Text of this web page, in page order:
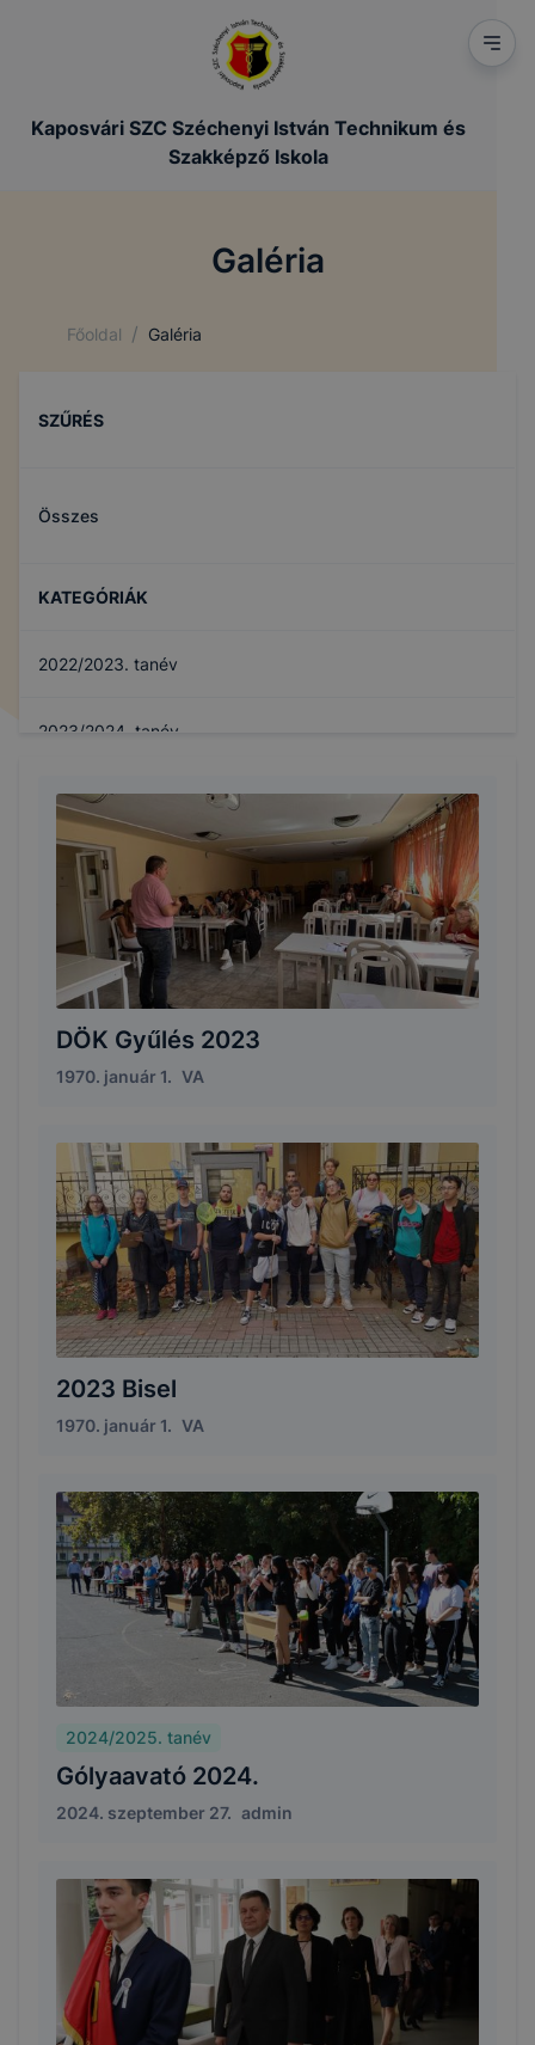
Kaposvári SZC Széchenyi István Technikum és
Szakképző Iskola
Galéria
Főoldal / Galéria
SZŰRÉS
Összes
KATEGÓRIÁK
2022/2023. tanév
2023/2024. tanév
2024/2025. tanév
DÖK Gyűlés 2023
1970. január 1. VA
2023 Bisel
1970. január 1. VA
2024/2025. tanév
Gólyaavató 2024.
2024. szeptember 27. admin